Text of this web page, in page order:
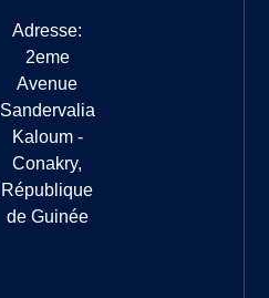
Adresse:
2eme
Avenue
Sandervalia
Kaloum -
Conakry,
République
de Guinée